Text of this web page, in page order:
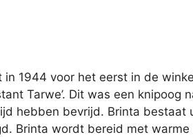
1944 voor het eerst in de
Tarwe’. Dit was een knipoog
hebben bevrijd. Brinta bestaat
Brinta wordt bereid met